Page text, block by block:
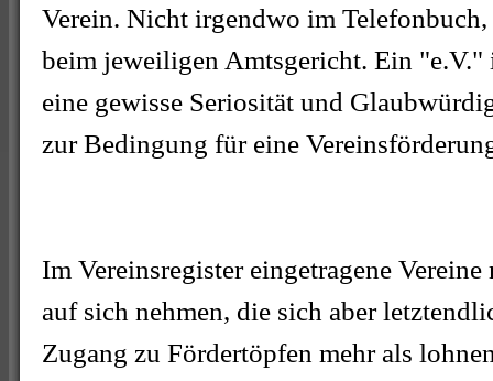
Verein. Nicht irgendwo im
beim jeweiligen Amtsgericht. Ein "e.V."
eine gewisse Seriosität und
zur Bedingung für eine
Im Vereinsregister eingetragene
auf sich nehmen, die sich aber
Zugang zu Fördertöpfen mehr als